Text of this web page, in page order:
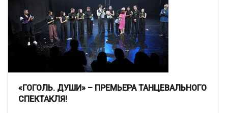
«ГОГОЛЬ. ДУШИ» – ПРЕМЬЕРА ТАНЦЕВАЛЬНОГО
СПЕКТАКЛЯ!